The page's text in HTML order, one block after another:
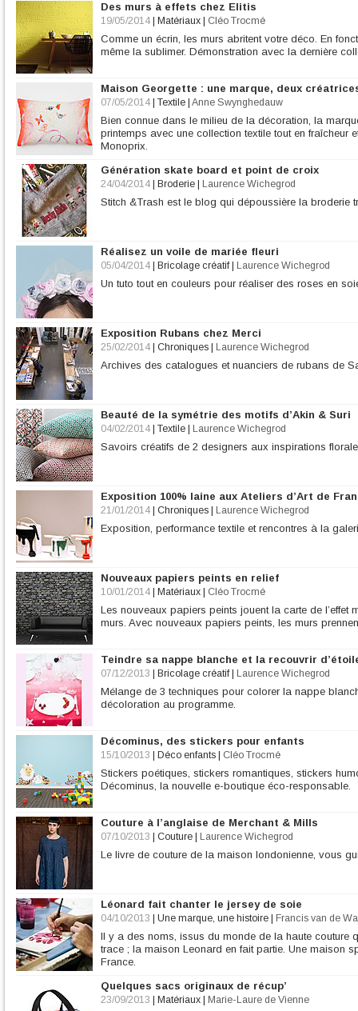
Des murs à effets chez Elitis
19/05/2014 Matériaux Cléo Trocmé
Comme un écrin, les murs abritent votre déco. En
même la sublimer. Démonstration avec la dernière
Maison Georgette : une marque, deux
07/05/2014 Textile Anne Swynghedauw
Bien connue dans le milieu de la décoration, la
printemps avec une collection textile tout en fraîcheur
Monoprix.
Génération skate board et point de croix
24/04/2014 Broderie Laurence Wichegrod
Stitch &Trash est le blog qui dépoussière la broderie
Réalisez un voile de mariée fleuri
05/04/2014 Bricolage créatif| Laurence Wichegrod
Un tuto tout en couleurs pour réaliser des roses en
Exposition Rubans chez Merci
25/02/2014 Chroniques Laurence Wichegrod
Archives des catalogues et nuanciers de rubans de
Beauté de la symétrie des motifs d’Akin & Suri
04/02/2014 Textile Laurence Wichegrod
Savoirs créatifs de 2 designers aux inspirations
Exposition 100% laine aux Ateliers d’Art de
21/01/2014 Chroniques Laurence Wichegrod
Exposition, performance textile et rencontres à la
Nouveaux papiers peints en relief
10/01/2014 Matériaux Cléo Trocmé
Les nouveaux papiers peints jouent la carte de l’effet
murs. Avec nouveaux papiers peints, les murs
Teindre sa nappe blanche et la recouvrir
07/12/2013 Bricolage créatif| Laurence Wichegrod
Mélange de 3 techniques pour colorer la nappe
décoloration au programme.
Décominus, des stickers pour enfants
15/10/2013 Déco enfants Cléo Trocmé
Stickers poétiques, stickers romantiques, stickers
Décominus, la nouvelle e-boutique éco-responsable.
Couture à l’anglaise de Merchant & Mills
07/10/2013 Couture Laurence Wichegrod
Le livre de couture de la maison londonienne, vous
Léonard fait chanter le jersey de soie
04/10/2013 Une marque, une histoire Francis van de
Il y a des noms, issus du monde de la haute couture
trace ; la maison Leonard en fait partie. Une maison
France.
Quelques sacs originaux de récup’
23/09/2013 Matériaux Marie-Laure de Vienne